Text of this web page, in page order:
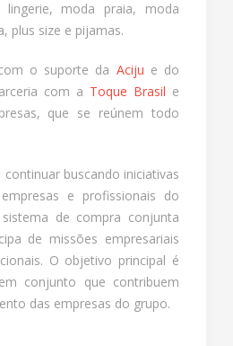
lingerie, moda praia, moda
plus size e pijamas.
o suporte da Aciju e do
com a Toque Brasil e
que se reúnem todo
buscando iniciativas
e profissionais do
de compra conjunta
de missões empresariais
O objetivo principal é
conjunto que contribuem
das empresas do grupo.